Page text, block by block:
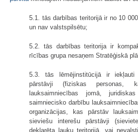
5.1. tās darbības teritorijā ir no 10
un nav valstspilsētu;
5.2. tās darbības teritorija ir
rīcības grupa nesaņem Stratēģiskā
5.3. tās lēmējinstitūcijā ir iekļauti
pārstāvji (fiziskas personas,
lauksaimniecības jomā,
saimniecisko darbību
organizācijas, kas pārstāv
sieviešu interešu pārstāvji
deklarēta lauku teritorijā, vai